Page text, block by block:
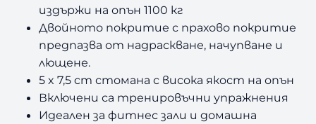
издържи на опън 1100 кг
Двойното покритие с прахово покритие
предпазва от надраскване, начупване и
лющене.
5 x 7,5 cm стомана с висока якост на опън
Включени са тренировъчни упражнения
Идеален за фитнес зали и домашна